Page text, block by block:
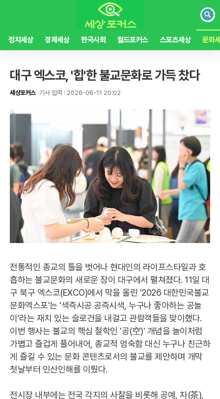
검
색
정치세상 경제세상 한국사회 월드포커스 스포츠세상 문화
대구 엑스코, '힙'한 불교문화로 가득 찼다
세상포커스 기사 입력 : 2026-06-11 20:02
전통적인 종교의 틀을 벗어나 현대인의 라이프스타일과 호
흡하는 불교문화의 새로운 장이 대구에서 펼쳐졌다. 11일 대
구 북구 엑스코(EXCO)에서 막을 올린 '2026 대한민국불교
문화엑스포'는 '색즉시공 공즉시색, 누구나 좋아하는 공놀
이'라는 재치 있는 슬로건을 내걸고 관람객들을 맞이했다.
이번 행사는 불교의 핵심 철학인 '공(空)' 개념을 놀이처럼
가볍고 즐겁게 풀어내어, 종교적 엄숙함 대신 누구나 친근하
게 즐길 수 있는 문화 콘텐츠로서의 불교를 제안하며 개막
첫날부터 인산인해를 이뤘다.
전시장 내부에는 전국 각지의 사찰을 비롯해 공예, 차(茶),